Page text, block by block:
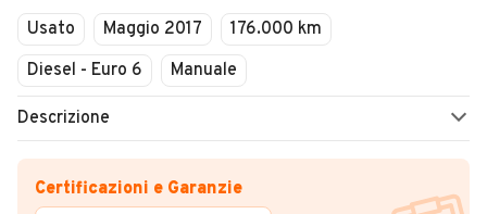
Usato Maggio 2017
176.000 km
Diesel - Euro 6
Manuale
Descrizione
Certificazioni e Garanzie